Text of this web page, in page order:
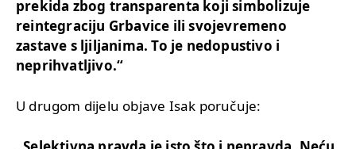
prekida zbog transparenta koji simbolizuje
reintegraciju Grbavice ili svojevremeno
zastave s ljiljanima. To je nedopustivo i
neprihvatljivo.“
U drugom dijelu objave Isak poručuje: